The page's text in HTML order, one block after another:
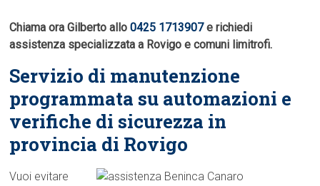
Chiama ora Gilberto allo0425 1713907e richiedi
assistenza specializzata a Rovigo e comuni limitrofi.
Servizio di manutenzione
programmata su automazioni e
verifiche di sicurezza in
provincia di Rovigo
Vuoi evitare